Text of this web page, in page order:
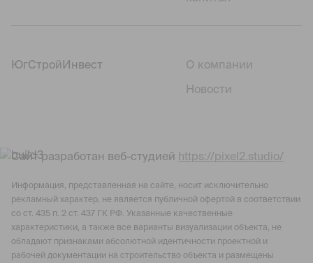
ЮгСтройИнвест
О компании
Новости
Сайт разработан веб-студией https://pixel2.studio/
Информация, представленная на сайте, носит исключительно
рекламный характер, не является публичной офертой в соответствии
со ст. 435 п. 2 ст. 437 ГК РФ. Указанные качественные
характеристики, а также все варианты визуализации объекта, не
обладают признаками абсолютной идентичности проектной и
рабочей документации на строительство объекта и размещены